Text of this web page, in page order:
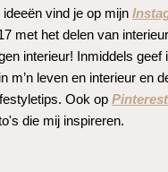
vind je op mijn
met het delen van
interieur! Inmiddels geef
m’n leven en interieur en
Ook op Pinterest
die mij inspireren.